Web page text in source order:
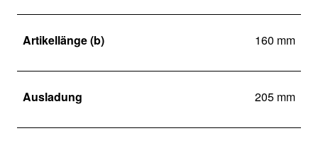
Artikellänge (b) 160 mm
Ausladung 205 mm